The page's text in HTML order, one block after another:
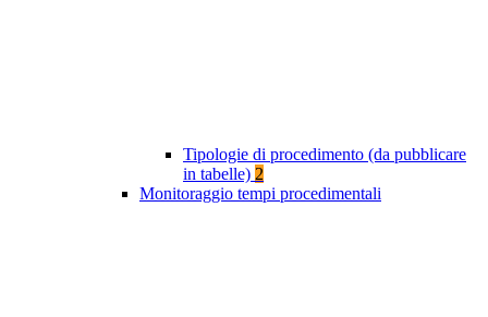
Tipologie di procedimento (da pubblicare
in tabelle) 2
Monitoraggio tempi procedimentali